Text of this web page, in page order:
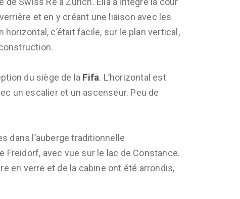
et en y créant une liaison avec les
c’était facile, sur le plan vertical,
du siège de la Fifa. L’horizontal est
un escalier et un ascenseur. Peu de
dans l’auberge traditionnelle
Freidorf, avec vue sur le lac de Constance.
en verre et de la cabine ont été arrondis,